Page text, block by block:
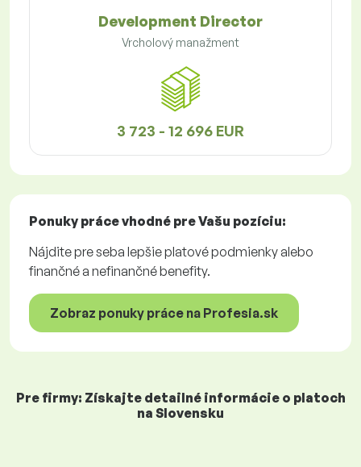
Development Director
Vrcholový manažment
3 723 - 12 696 EUR
Ponuky prácevhodné pre Vašu pozíciu:
Nájdite pre seba lepšie platové podmienky alebo
finančné a nefinančné benefity.
Zobraz ponuky práce na Profesia.sk
Pre firmy: Získajte detailné informácie o platoch
na Slovensku